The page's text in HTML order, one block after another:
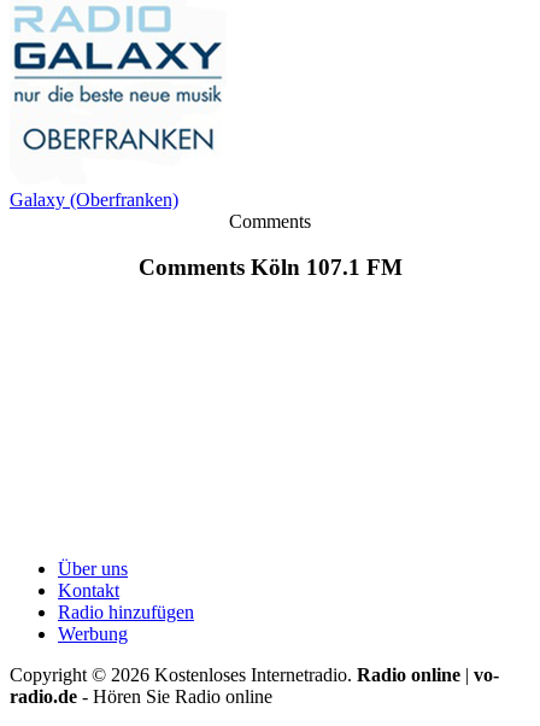
Galaxy (Oberfranken)
Comments
Comments Köln 107.1 FM
Über uns
Kontakt
Radio hinzufügen
Werbung
Copyright © 2026 Kostenloses Internetradio. Radio online | vo-
radio.de - Hören Sie Radio online